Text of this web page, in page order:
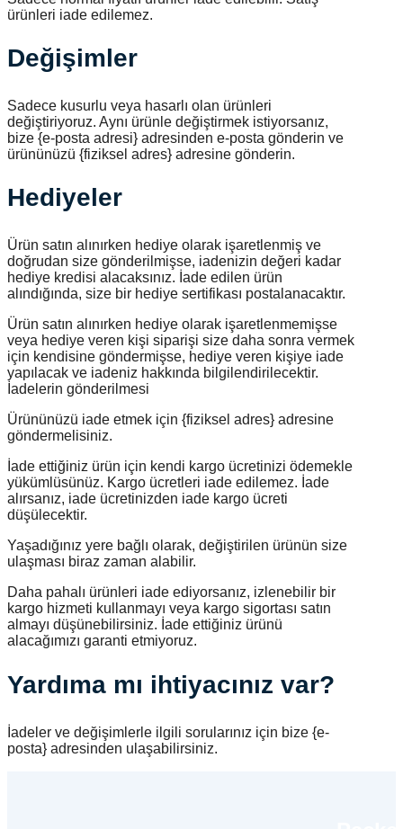
ürünleri iade edilemez.
Değişimler
Sadece kusurlu veya hasarlı olan ürünleri
değiştiriyoruz. Aynı ürünle değiştirmek istiyorsanız,
bize {e-posta adresi} adresinden e-posta gönderin ve
ürününüzü {fiziksel adres} adresine gönderin.
Hediyeler
Ürün satın alınırken hediye olarak işaretlenmiş ve
doğrudan size gönderilmişse, iadenizin değeri kadar
hediye kredisi alacaksınız. İade edilen ürün
alındığında, size bir hediye sertifikası postalanacaktır.
Ürün satın alınırken hediye olarak işaretlenmemişse
veya hediye veren kişi siparişi size daha sonra vermek
için kendisine göndermişse, hediye veren kişiye iade
yapılacak ve iadeniz hakkında bilgilendirilecektir.
İadelerin gönderilmesi
Ürününüzü iade etmek için {fiziksel adres} adresine
göndermelisiniz.
İade ettiğiniz ürün için kendi kargo ücretinizi ödemekle
yükümlüsünüz. Kargo ücretleri iade edilemez. İade
alırsanız, iade ücretinizden iade kargo ücreti
düşülecektir.
Yaşadığınız yere bağlı olarak, değiştirilen ürünün size
ulaşması biraz zaman alabilir.
Daha pahalı ürünleri iade ediyorsanız, izlenebilir bir
kargo hizmeti kullanmayı veya kargo sigortası satın
almayı düşünebilirsiniz. İade ettiğiniz ürünü
alacağımızı garanti etmiyoruz.
Yardıma mı ihtiyacınız var?
İadeler ve değişimlerle ilgili sorularınız için bize {e-
posta} adresinden ulaşabilirsiniz.